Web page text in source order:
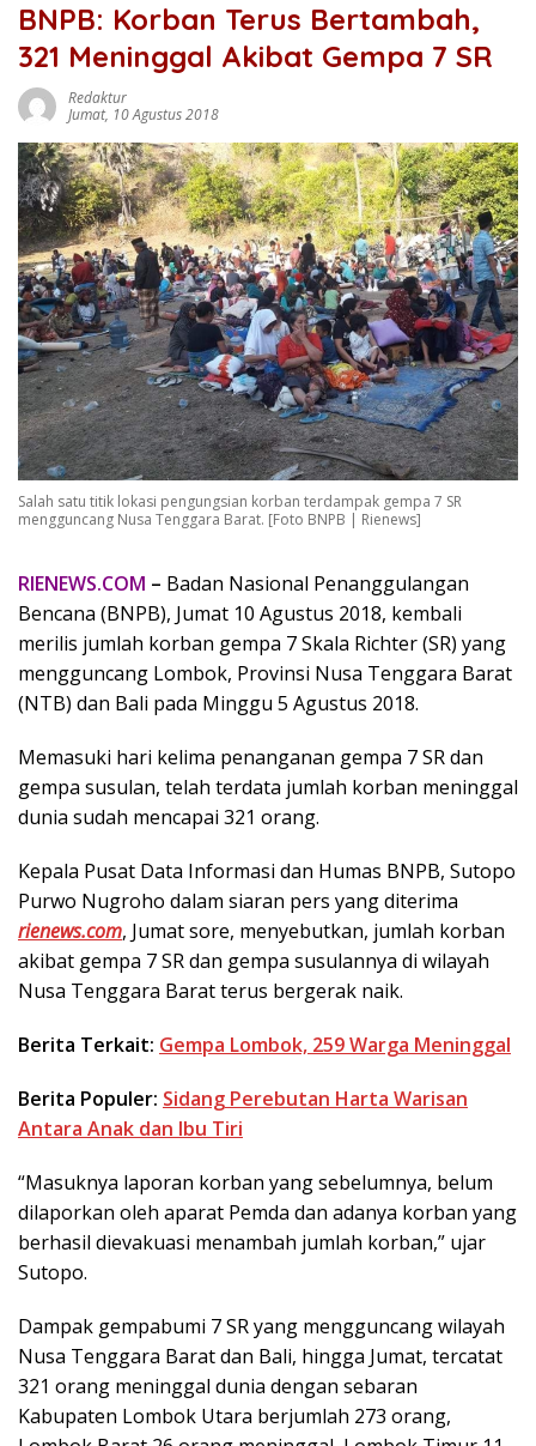
BNPB: Korban Terus Bertambah,
321 Meninggal Akibat Gempa 7 SR
Redaktur
Jumat, 10 Agustus 2018
Salah satu titik lokasi pengungsian korban terdampak gempa 7 SR
mengguncang Nusa Tenggara Barat. [Foto BNPB | Rienews]
RIENEWS.COM – Badan Nasional Penanggulangan
Bencana (BNPB), Jumat 10 Agustus 2018, kembali
merilis jumlah korban gempa 7 Skala Richter (SR) yang
mengguncang Lombok, Provinsi Nusa Tenggara Barat
(NTB) dan Bali pada Minggu 5 Agustus 2018.
Memasuki hari kelima penanganan gempa 7 SR dan
gempa susulan, telah terdata jumlah korban meninggal
dunia sudah mencapai 321 orang.
Kepala Pusat Data Informasi dan Humas BNPB, Sutopo
Purwo Nugroho dalam siaran pers yang diterima
rienews.com, Jumat sore, menyebutkan, jumlah korban
akibat gempa 7 SR dan gempa susulannya di wilayah
Nusa Tenggara Barat terus bergerak naik.
Berita Terkait: Gempa Lombok, 259 Warga Meninggal
Berita Populer: Sidang Perebutan Harta Warisan
Antara Anak dan Ibu Tiri
“Masuknya laporan korban yang sebelumnya, belum
dilaporkan oleh aparat Pemda dan adanya korban yang
berhasil dievakuasi menambah jumlah korban,” ujar
Sutopo.
Dampak gempabumi 7 SR yang mengguncang wilayah
Nusa Tenggara Barat dan Bali, hingga Jumat, tercatat
321 orang meninggal dunia dengan sebaran
Kabupaten Lombok Utara berjumlah 273 orang,